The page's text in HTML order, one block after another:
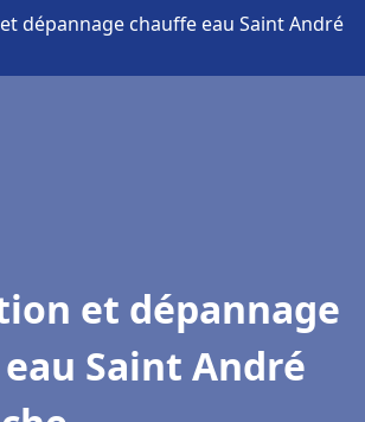
dépannage chauffe eau Saint André
et dépannage
Saint André